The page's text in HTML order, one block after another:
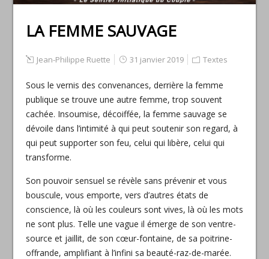
LA FEMME SAUVAGE
Jean-Philippe Ruette 31 janvier 2019 Textes
Sous le vernis des convenances, derrière la femme
publique se trouve une autre femme, trop souvent
cachée. Insoumise, décoiffée, la femme sauvage se
dévoile dans l’intimité à qui peut soutenir son regard, à
qui peut supporter son feu, celui qui libère, celui qui
transforme.
Son pouvoir sensuel se révèle sans prévenir et vous
bouscule, vous emporte, vers d’autres états de
conscience, là où les couleurs sont vives, là où les mots
ne sont plus. Telle une vague il émerge de son ventre-
source et jaillit, de son cœur-fontaine, de sa poitrine-
offrande, amplifiant à l’infini sa beauté-raz-de-marée.